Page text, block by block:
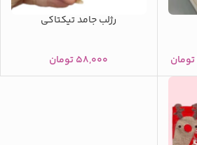
تومان
رژلب جامد تیکتاکی
۵۸,۰۰۰تومان